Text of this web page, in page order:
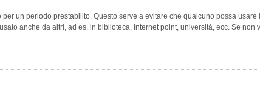
un periodo prestabilito. Questo serve a evitare che qualcuno possa
anche da altri, ad es. in biblioteca, Internet point, università, ecc. Se